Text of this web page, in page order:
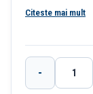
nivelul de
Citeste mai mult
Cantitate
-